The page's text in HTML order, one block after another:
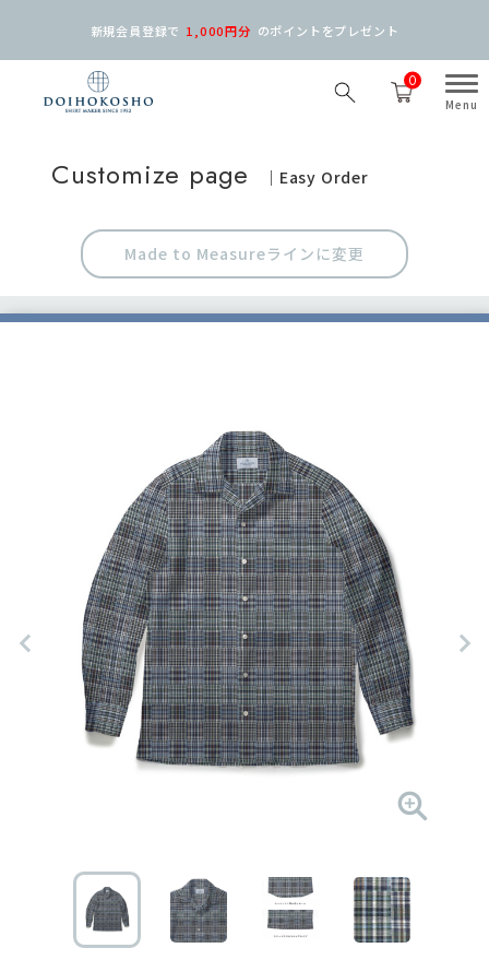
0
新規会員登録で 1,000円分 のポイントをプレゼント
Customize page ｜Easy Order
Made to Measureラインに変更